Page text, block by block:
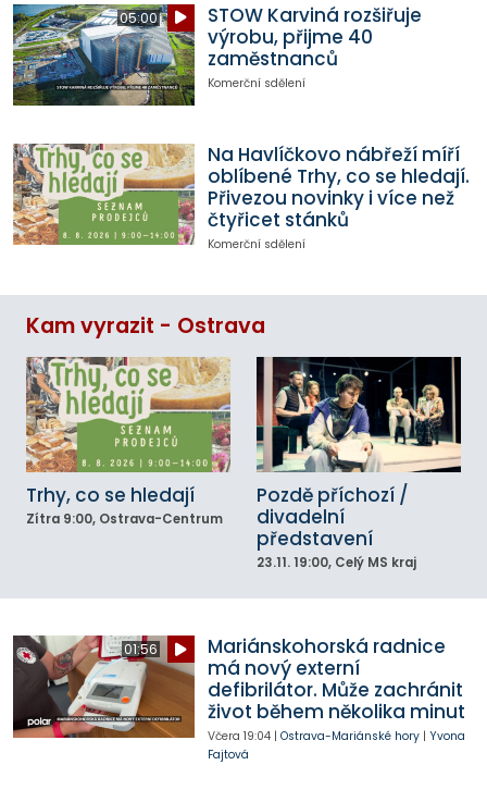
05:00
STOW Karviná rozšiřuje
výrobu, přijme 40
zaměstnanců
Komerční sdělení
Na Havlíčkovo nábřeží míří
oblíbené Trhy, co se hledají.
Přivezou novinky i více než
čtyřicet stánků
Komerční sdělení
Kam vyrazit - Ostrava
Trhy, co se hledají
Zítra 9:00, Ostrava-Centrum
Pozdě příchozí /
divadelní
představení
23.11. 19:00, Celý MS kraj
01:56
Mariánskohorská radnice
má nový externí
defibrilátor. Může zachránit
život během několika minut
Včera 19:04| Ostrava-Mariánské hory| Yvona
Fajtová